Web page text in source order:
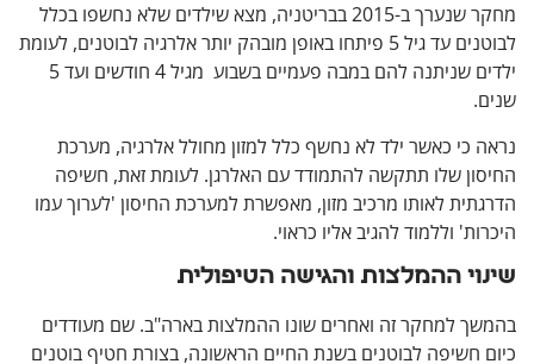
מחקר שנערך ב-2015 בבריטניה, מצא שילדים שלא נחשפו בכלל
לבוטנים עד גיל 5 פיתחו באופן מובהק יותר אלרגיה לבוטנים, לעומת
ילדים שניתנה להם במבה פעמיים בשבוע מגיל 4 חודשים ועד 5
כי כאשר ילד לא נחשף כלל למזון מחולל אלרגיה, מערכת
שלו תתקשה להתמודד עם האלרגן. לעומת זאת, חשיפה
לאותו מרכיב מזון, מאפשרת למערכת החיסון 'לערוך עמו
וללמוד להגיב אליו כראוי.
ההמלצות והגישה הטיפולית
למחקר זה ואחרים שונו ההמלצות בארה"ב. שם מעודדים
חשיפה לבוטנים בשנת החיים הראשונה, בצורת חטיף בוטנים